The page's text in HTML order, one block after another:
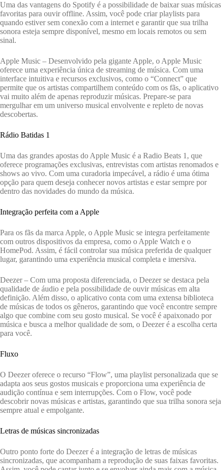
Uma das vantagens do Spotify é a possibilidade de baixar suas músicas
favoritas para ouvir offline. Assim, você pode criar playlists para
quando estiver sem conexão com a internet e garantir que sua trilha
sonora esteja sempre disponível, mesmo em locais remotos ou sem
sinal.
Apple Music – Desenvolvido pela gigante Apple, o Apple Music
oferece uma experiência única de streaming de música. Com uma
interface intuitiva e recursos exclusivos, como o “Connect” que
permite que os artistas compartilhem conteúdo com os fãs, o aplicativo
vai muito além de apenas reproduzir músicas. Prepare-se para
mergulhar em um universo musical envolvente e repleto de novas
descobertas.
Rádio Batidas 1
Uma das grandes apostas do Apple Music é a Radio Beats 1, que
oferece programações exclusivas, entrevistas com artistas renomados e
shows ao vivo. Com uma curadoria impecável, a rádio é uma ótima
opção para quem deseja conhecer novos artistas e estar sempre por
dentro das novidades do mundo da música.
Integração perfeita com a Apple
Para os fãs da marca Apple, o Apple Music se integra perfeitamente
com outros dispositivos da empresa, como o Apple Watch e o
HomePod. Assim, é fácil controlar sua música preferida de qualquer
lugar, garantindo uma experiência musical completa e imersiva.
Deezer – Com uma proposta diferenciada, o Deezer se destaca pela
qualidade de áudio e pela possibilidade de ouvir músicas em alta
definição. Além disso, o aplicativo conta com uma extensa biblioteca
de músicas de todos os gêneros, garantindo que você encontre sempre
algo que combine com seu gosto musical. Se você é apaixonado por
música e busca a melhor qualidade de som, o Deezer é a escolha certa
para você.
Fluxo
O Deezer oferece o recurso “Flow”, uma playlist personalizada que se
adapta aos seus gostos musicais e proporciona uma experiência de
audição contínua e sem interrupções. Com o Flow, você pode
descobrir novas músicas e artistas, garantindo que sua trilha sonora seja
sempre atual e empolgante.
Letras de músicas sincronizadas
Outro ponto forte do Deezer é a integração de letras de músicas
sincronizadas, que acompanham a reprodução de suas faixas favoritas.